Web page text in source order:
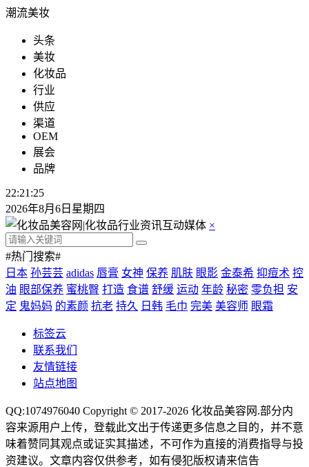
潮流美妆
头条
美妆
化妆品
行业
供应
渠道
OEM
展会
品牌
22:21:25
2026年8月6日星期四
×
#热门搜索#
日本 孙芸芸 adidas 唇膏 女神 保养 肌肤 眼影 金泰希 抑痘术 控
油 眼部保养 蜜桃臀 打造 食谱 舒缓 运动 年龄 秘密 零负担 安
定 鬼妈妈 的素颜 抗老 持久 日韩 毛巾 完美 美容师 眼霜
标签云
联系我们
友情链接
站点地图
QQ:1074976040 Copyright © 2017-2026 化妆品美容网 .部分内
容来源用户上传，登载此文出于传递更多信息之目的，并不意
味着赞同其观点或证实其描述，不可作为直接的消费指导与投
资建议。文章内容仅供参考，如有侵犯版权请来信告